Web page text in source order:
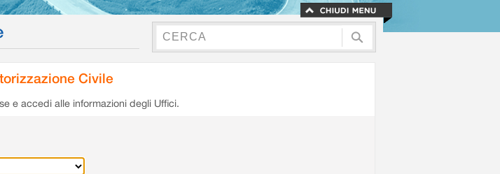
Civile
e accedi alle informazioni degli Uffici.